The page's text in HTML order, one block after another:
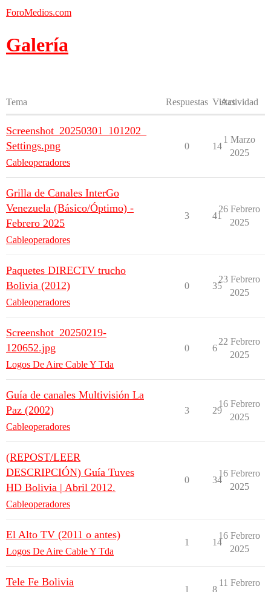
ForoMedios.com
Galería
Tema Respuestas Vistas
Actividad
Screenshot_20250301_101202_
Settings.png
Cableoperadores
0 14
1 Marzo
2025
Grilla de Canales InterGo
Venezuela (Básico/Óptimo) -
Febrero 2025
Cableoperadores
3 41
26 Febrero
2025
Paquetes DIRECTV trucho
Bolivia (2012)
Cableoperadores
0 35
23 Febrero
2025
Screenshot_20250219-
120652.jpg
Logos De Aire Cable Y Tda
0 6
22 Febrero
2025
Guía de canales Multivisión La
Paz (2002)
Cableoperadores
3 29
16 Febrero
2025
(REPOST/LEER
DESCRIPCIÓN) Guía Tuves
HD Bolivia | Abril 2012.
Cableoperadores
0 34
16 Febrero
2025
El Alto TV (2011 o antes)
Logos De Aire Cable Y Tda
1 14
16 Febrero
2025
Tele Fe Bolivia
1 8
11 Febrero